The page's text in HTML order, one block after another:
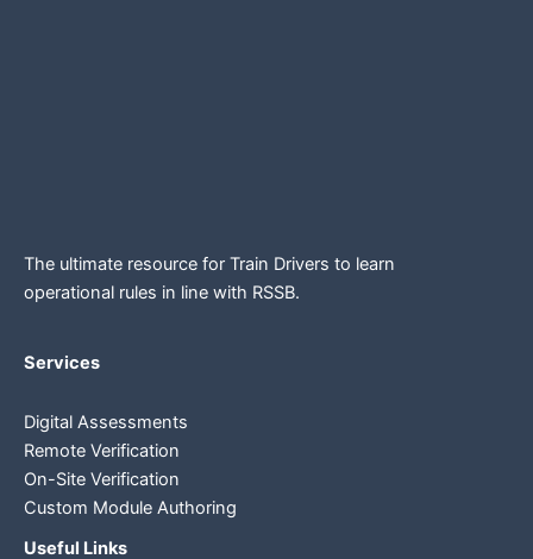
The ultimate resource for Train Drivers to learn
operational rules in line with RSSB.
Services
Digital Assessments
Remote Verification
On-Site Verification
Custom Module Authoring
Useful Links